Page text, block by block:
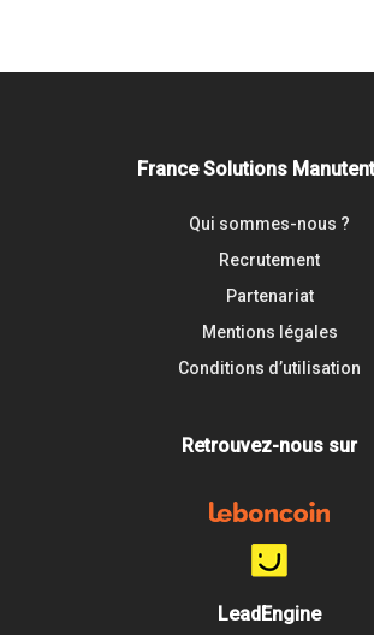
France Solutions
Qui sommes-nous ?
Recrutement
Partenariat
Mentions légales
Conditions d’utilisation
Retrouvez-nous sur
LeadEngine